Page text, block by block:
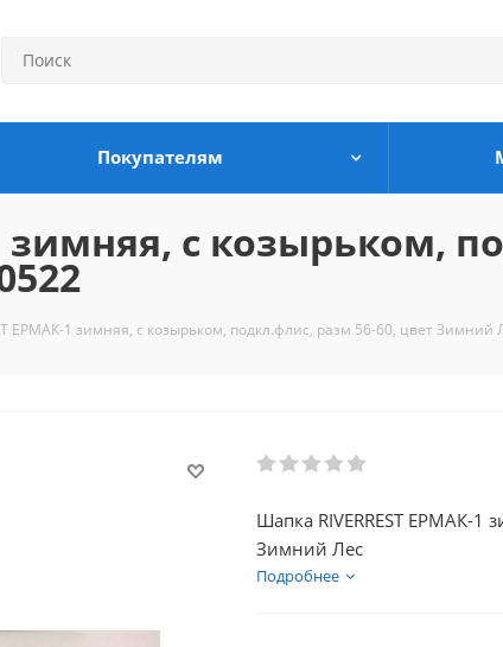
Покупателям
зимняя, с козырьком,
ЕРМАК-1 зимняя, с козырьком, подкл.флис, разм 56-60, цвет Зимний
Шапка RIVERREST ЕРМАК-1
Зимний Лес
Подробнее